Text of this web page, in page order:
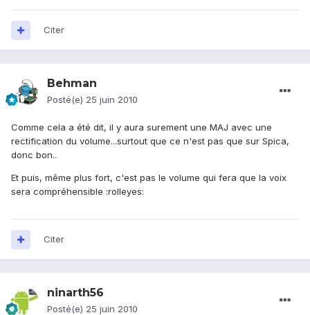
Citer
Behman
Posté(e) 25 juin 2010
Comme cela a été dit, il y aura surement une MAJ avec une
rectification du volume...surtout que ce n'est pas que sur Spica,
donc bon..
Et puis, même plus fort, c'est pas le volume qui fera que la voix
sera compréhensible :rolleyes:
Citer
ninarth56
Posté(e) 25 juin 2010